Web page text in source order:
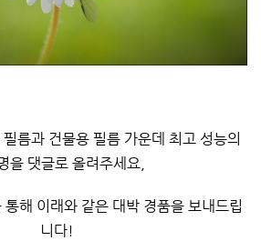
름과 건물용 필름 가운데 최고 성능의
을 댓글로 올려주세요,
해 이래와 같은 대박 경품을 보내드립
니다!